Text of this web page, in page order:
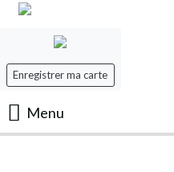
Enregistrer ma carte
Menu